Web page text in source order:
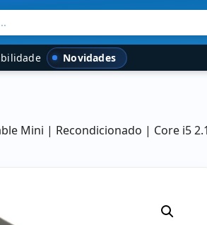
Novidades
Mini | Recondicionado | Core i5